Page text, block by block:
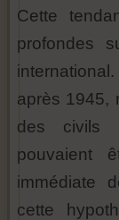
Cette
profondes
après 1945,
des civils
pouvaient
immédiate
cette